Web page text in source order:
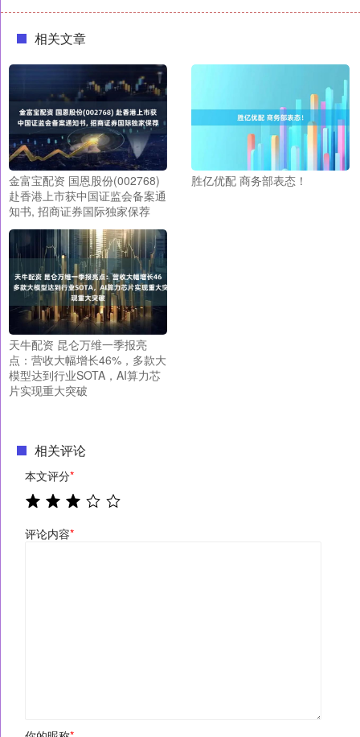
相关文章
金富宝配资 国恩股份(002768)
赴香港上市获中国证监会备案通
知书, 招商证券国际独家保荐
胜亿优配 商务部表态！
天牛配资 昆仑万维一季报亮
点：营收大幅增长46%，多款大
模型达到行业SOTA，AI算力芯
片实现重大突破
相关评论
本文评分*
评论内容*